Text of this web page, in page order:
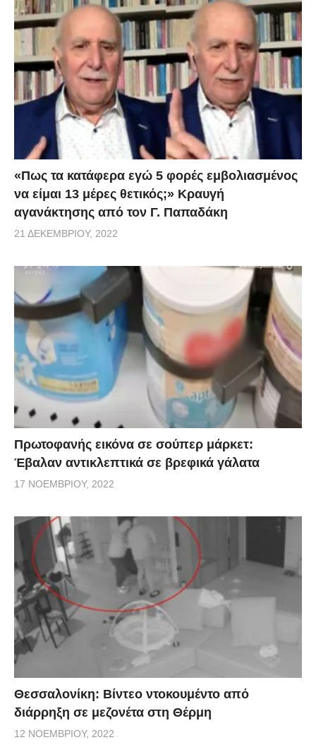
«Πως τα κατάφερα εγώ 5 φορές εμβoλιασμένος
να είμαι 13 μέρες θετικός;» Κραυγή
αγανάκτησης από τον Γ. Παπαδάκη
21 ΔΕΚΕΜΒΡΊΟΥ, 2022
Πρωτοφανής εικόνα σε σούπερ μάρκετ:
Έβαλαν αντικλεπτικά σε βρεφικά γάλατα
17 ΝΟΕΜΒΡΊΟΥ, 2022
Θεσσαλονίκη: Βίντεο ντοκουμέντο από
διάρρηξη σε μεζονέτα στη Θέρμη
12 ΝΟΕΜΒΡΊΟΥ, 2022